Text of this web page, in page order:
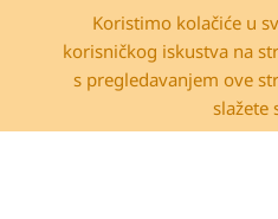
Koristimo kolačiće u
korisničkog iskustva na
s pregledavanjem ove
slažete